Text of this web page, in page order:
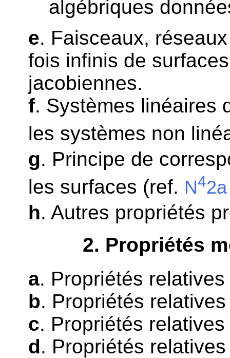
algébriques
e. Faisceaux,
fois infinis de
jacobiennes.
f. Systèmes linéaires
les systèmes non
g. Principe de
les surfaces (ref. N42a
h. Autres propriétés
2. Propriétés
a. Propriétés
b. Propriétés
c. Propriétés
d. Propriétés